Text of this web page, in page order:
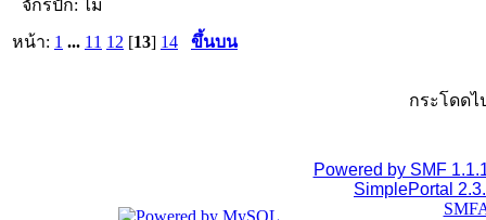
จักรปัก: ไม่
หน้า: 1 ... 11 12 [13] 14 ขึ้นบน
กระโดดไ
Powered by SMF
SimplePortal